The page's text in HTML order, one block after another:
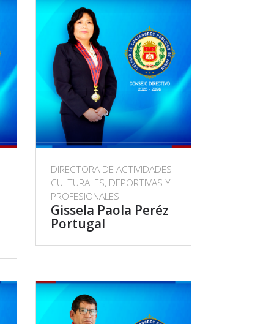
DIRECTORA DE ACTIVIDADES
CULTURALES, DEPORTIVAS Y
PROFESIONALES
Gissela Paola Peréz
Portugal